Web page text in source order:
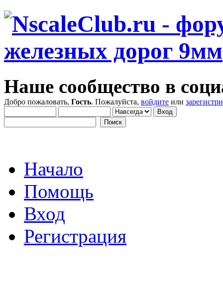
Наше сообщество в
Добро пожаловать, Гость. Пожалуйста, войдите или
Начало
Помощь
Вход
Регистрация